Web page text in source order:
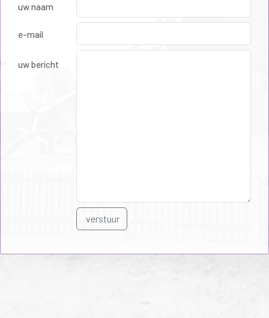
uw naam
e-mail
uw bericht